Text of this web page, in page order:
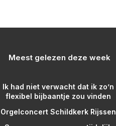
Meest gelezen deze week
Ik had niet verwacht dat ik zo’n
flexibel bijbaantje zou vinden
Orgelconcert Schildkerk Rijssen